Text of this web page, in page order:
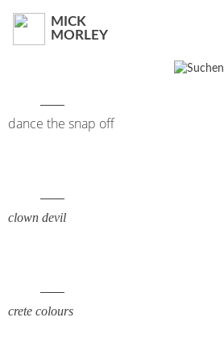
MICK
MORLEY
dance the snap off
clown devil
crete colours
Suchen